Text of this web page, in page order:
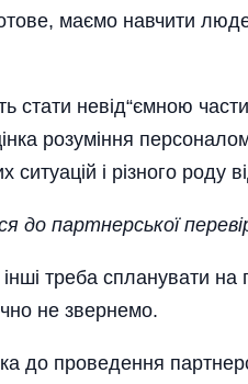
маємо навчити
стати невід“ємною
розуміння
ситуацій і різного
до партнерської
треба спланувати
не звернемо.
до проведення